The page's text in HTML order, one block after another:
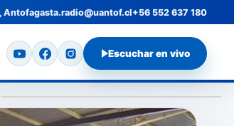
Antofagasta.radio@uantof.cl+56 552 637 180
Escuchar en vivo